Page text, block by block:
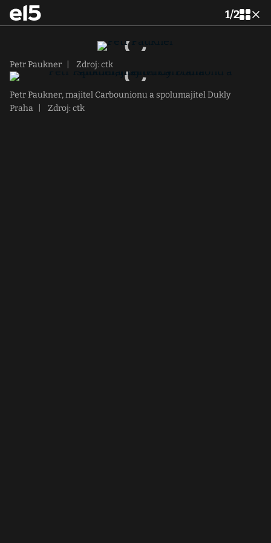
1/2
Petr Paukner Zdroj: ctk
Petr Paukner, majitel Carbounionu a spolumajitel Dukly
Praha
Zdroj: ctk